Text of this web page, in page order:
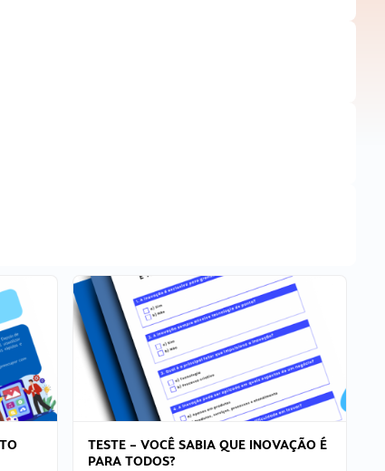
TESTE – VOCÊ SABIA QUE INOVAÇÃO É
PARA TODOS?